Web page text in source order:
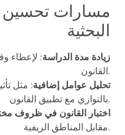
مسارات تحسين
البحثية
زيادة مدة الدراسة: لإعطاء
القانون.
تحليل عوامل إضافية: مثل
بالتوازي مع تطبيق القانون.
اختبار القانون في ظروف
مقابل المناطق الريفية.